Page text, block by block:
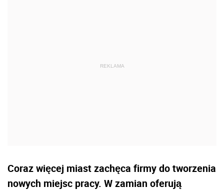
Coraz więcej miast zachęca firmy do tworzenia
nowych miejsc pracy. W zamian oferują